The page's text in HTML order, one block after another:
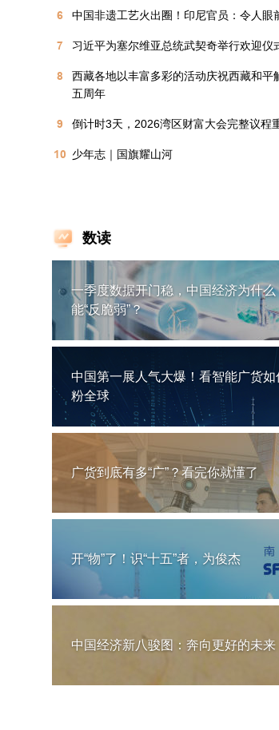
6 中国非遗工艺火出圈！印尼官员：令人眼
7 习近平为塞尔维亚总统武契奇举行欢迎仪
8
西藏各地以丰富多彩的活动庆祝西藏和平
五周年
9 倒计时3天，2026湾区财富大会完整议程
10 少年志｜国旗耀山河
数读
一季度数据开门稳，中国经济为什么
能“反脆弱”？
中国第一展人气大爆！看智能广货如
粉全球
广货到底有多“广”？看完你就懂了
开“物”了！识“十五”者，为俊杰
中国经济新八骏图：奔向更好的未来